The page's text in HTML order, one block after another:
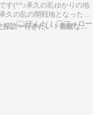
す(^^♪承久の乱ゆかりの地
久の乱の開戦地となった大
田渡町付近と伝わっている
スパークテックWKSパーク
くまくま歴史探訪〜行きたい！素敵なジャパネスク〜